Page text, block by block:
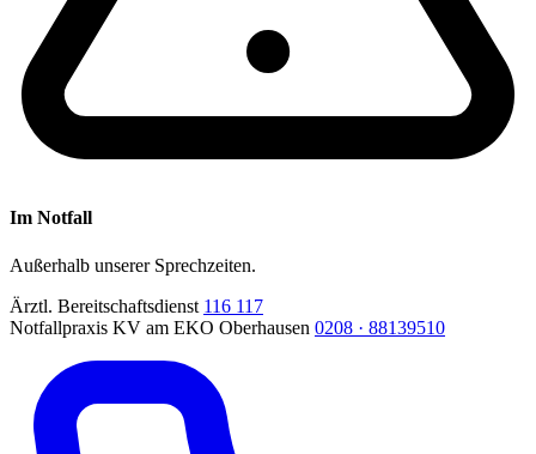
Im Notfall
Außerhalb unserer Sprechzeiten.
Ärztl. Bereitschaftsdienst 116 117
Notfallpraxis KV am EKO Oberhausen 0208 · 88139510